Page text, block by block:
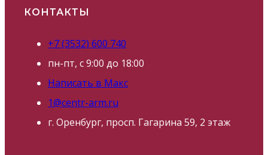
КОНТАКТЫ
+7 (3532) 600 740
пн-пт, с 9:00 до 18:00
Написать в Макс
1@centr-arm.ru
г. Оренбург, просп. Гагарина 59, 2 этаж